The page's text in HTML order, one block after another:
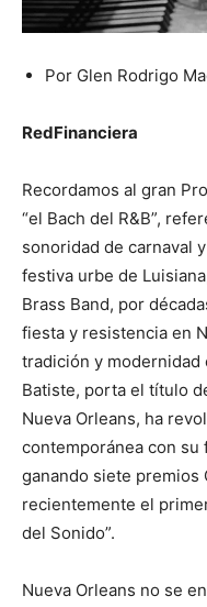
Por Glen Rodrigo
RedFinanciera
Recordamos al gran
“el Bach del R&B”,
sonoridad de carnaval
festiva urbe de
Brass Band, por
fiesta y resistencia en
tradición y modernidad
Batiste, porta el título
Nueva Orleans, ha
contemporánea con su
ganando siete premios
recientemente el
del Sonido”.
Nueva Orleans no se